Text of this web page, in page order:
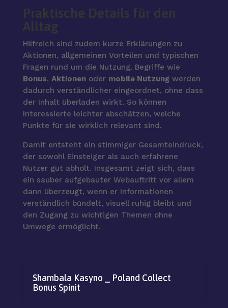
Praktische Details für den
Alltag
Hilfreich sind zudem kurze Erklärungen zu
Aktionen, allgemeinen Vorteilen und typischen
Fragen rund um die Nutzung. Begriffe wie
Bonus, Aktionenoder mobile Nutzungwerden
dadurch verständlicher eingeordnet, ohne dass
der Inhalt überladen wirkt. So können
Interessierte leichter abschätzen, welche
Punkte für sie wirklich relevant sind.
Damit entsteht ein stimmiger Gesamteindruck,
der sowohl Einsteiger als auch erfahrene
Nutzer gut abholt. Insgesamt zeigt sich, dass
ein sauber aufgebauter Webauftritt vor allem
dann überzeugt, wenn er Informationen
verständlich bündelt, visuell ruhig bleibt und
den Zugang zu wichtigen Themen ohne
Umwege ermöglicht.
Shambala Kasyno _ Poland Collect
Bonus Spinit